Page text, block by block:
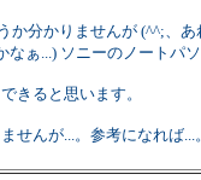
分かりませんが (^^;、あ
ぁ...) ソニーのノートパソ
きると思います。
んが...。参考になれば...。